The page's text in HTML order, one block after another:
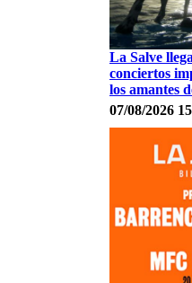
La Salve
conciertos
los amantes
07/08/2026